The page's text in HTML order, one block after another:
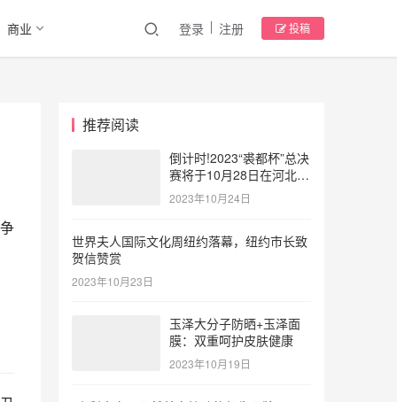
商业 登录 注册 投稿
推荐阅读
倒计时!2023“裘都杯”总决
赛将于10月28日在河北大
营点燃时尚风暴
2023年10月24日
世界夫人国际文化周纽约落幕，纽约市长致
贺信赞赏
2023年10月23日
玉泽大分子防晒+玉泽面
膜：双重呵护皮肤健康
2023年10月19日